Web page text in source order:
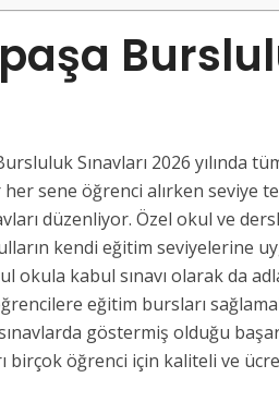
Sınavları 2026 yılında
sene öğrenci alırken seviye
düzenliyor. Özel okul ve
kendi eğitim seviyelerine
okula kabul sınavı olarak da
eğitim bursları
göstermiş olduğu
birçok öğrenci için kaliteli ve